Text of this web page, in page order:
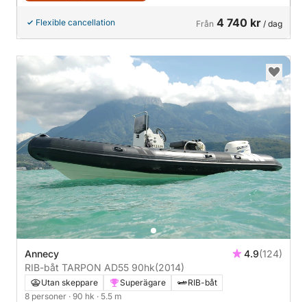
Flexible cancellation Från 4 740 kr / dag
Annecy 4.9(124)
RIB-båt TARPON AD55 90hk(2014)
Utan skeppare Superägare
RIB-båt
8 personer · 90 hk · 5.5 m